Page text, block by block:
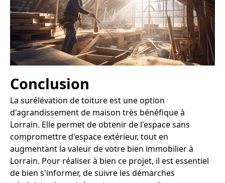
Conclusion
La surélévation de toiture est une option
d'agrandissement de maison très bénéfique à
Lorrain. Elle permet de obtenir de l'espace sans
compromettre d'espace extérieur, tout en
augmentant la valeur de votre bien immobilier à
Lorrain. Pour réaliser à bien ce projet, il est essentiel
de bien s'informer, de suivre les démarches